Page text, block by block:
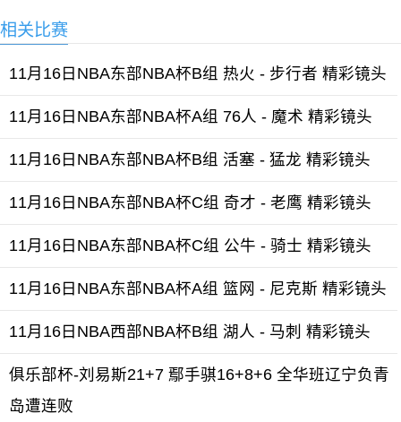
相关比赛
11月16日NBA东部NBA杯B组 热火 - 步行者 精彩镜头
11月16日NBA东部NBA杯A组 76人 - 魔术 精彩镜头
11月16日NBA东部NBA杯B组 活塞 - 猛龙 精彩镜头
11月16日NBA东部NBA杯C组 奇才 - 老鹰 精彩镜头
11月16日NBA东部NBA杯C组 公牛 - 骑士 精彩镜头
11月16日NBA东部NBA杯A组 篮网 - 尼克斯 精彩镜头
11月16日NBA西部NBA杯B组 湖人 - 马刺 精彩镜头
俱乐部杯-刘易斯21+7 鄢手骐16+8+6 全华班辽宁负青
岛遭连败